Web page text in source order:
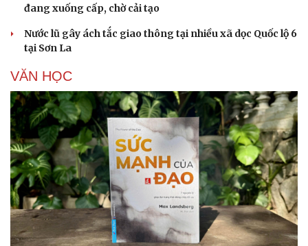
đang xuống cấp, chờ cải tạo
Nước lũ gây ách tắc giao thông tại nhiều xã dọc Quốc lộ 6
tại Sơn La
VĂN HỌC